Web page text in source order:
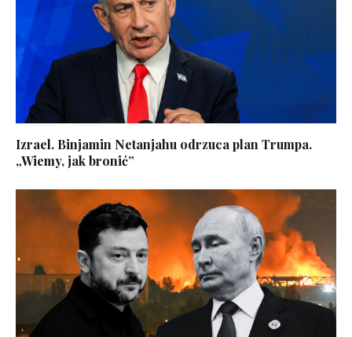
Izrael. Binjamin Netanjahu odrzuca plan Trumpa.
„Wiemy, jak bronić”